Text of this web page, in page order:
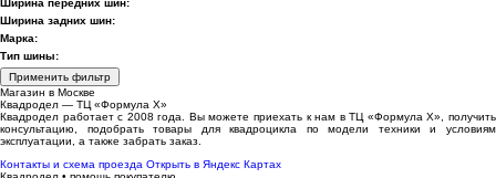
Ширина передних шин:
Ширина задних шин:
Марка:
Тип шины:
Применить фильтр
Магазин в Москве
Квадродел — ТЦ «Формула Х»
Квадродел работает с 2008 года. Вы можете приехать к нам в ТЦ «Формула Х», получить
консультацию, подобрать товары для квадроцикла по модели техники и условиям
эксплуатации, а также забрать заказ.
Контакты и схема проезда Открыть в Яндекс Картах